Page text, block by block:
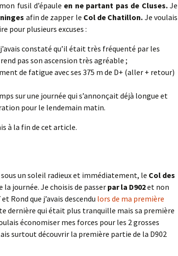
Lantilly
les Hâtes Bermont
les Petites Munières
Maligny
Montagne de Bard
Montagne de Fontette
Montbard
fusil d’épaule en ne partant pas de Cluses.Je
afin de zapper le Col de Chatillon. Je voulais
pour plusieurs excuses :
constaté qu’il était très fréquenté par les
pas son ascension très agréable ;
de fatigue avec ses 375 m de D+ (aller + retour)
sur une journée qui s’annonçait déjà longue et
pour le lendemain matin.
à la fin de cet article.
sous un soleil radieux et immédiatement, le Col des
journée. Je choisis de passerpar la D902et non
Rond que j’avais descendu lors de ma première
dernière qui était plus tranquille mais sa première
économiser mes forces pour les 2 grosses
surtout découvrir la première partie de la D902